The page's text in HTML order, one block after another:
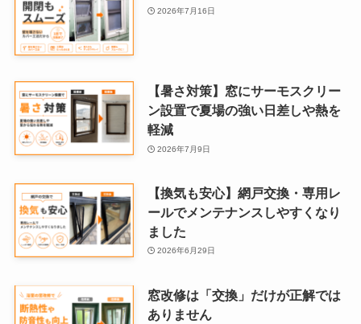
2026年7月16日
【暑さ対策】窓にサーモスクリー
ン設置で夏場の強い日差しや熱を
軽減
2026年7月9日
【換気も安心】網戸交換・専用レ
ールでメンテナンスしやすくなり
ました
2026年6月29日
窓改修は「交換」だけが正解では
ありません